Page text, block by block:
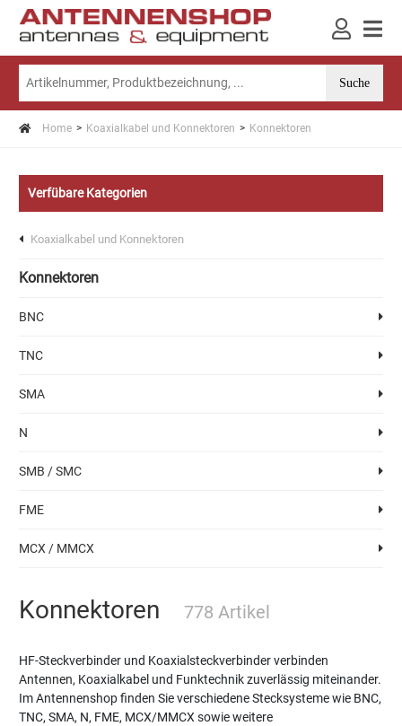
Home Koaxialkabel und Konnektoren Konnektoren
Verfübare Kategorien
Koaxialkabel und Konnektoren
Konnektoren
BNC
TNC
SMA
N
SMB / SMC
FME
MCX / MMCX
Konnektoren 778 Artikel
HF-Steckverbinder und Koaxialsteckverbinder verbinden
Antennen, Koaxialkabel und Funktechnik zuverlässig miteinander.
Im Antennenshop finden Sie verschiedene Stecksysteme wie BNC,
TNC, SMA, N, FME, MCX/MMCX sowie weitere